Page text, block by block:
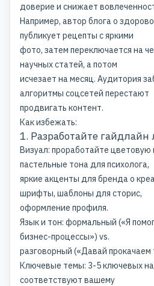
доверие и снижает
Например, автор блога о
публикует рецепты с яркими
фото, затем переключается на
научных статей, а потом
исчезает на месяц. Аудитория
алгоритмы соцсетей перестают
продвигать контент.
Как избежать:
1. Разработайте гайдлайн
Визуал: проработайте цветовую
пастельные тона для психолога,
яркие акценты для бренда о
шрифты, шаблоны для сторис,
оформление профиля.
Язык и тон: формальный («Я
бизнес-процессы») vs.
разговорный («Давай прокачаем
Ключевые темы: 3-5 ключевых
соответствуют вашему